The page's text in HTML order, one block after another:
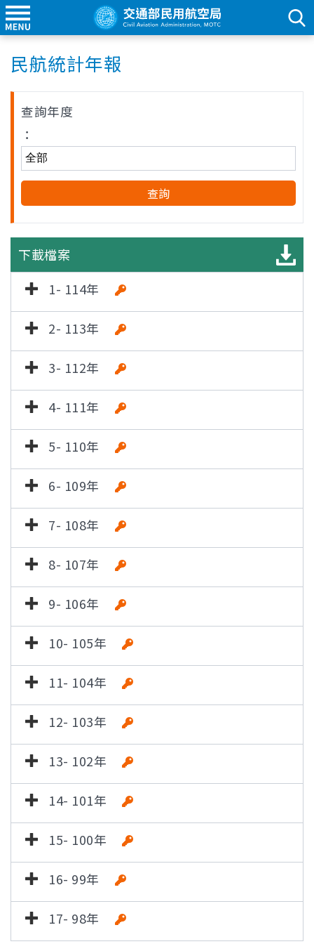
民航統計年報
查詢年度
：
下載檔案
1- 114年
2- 113年
3- 112年
4- 111年
5- 110年
6- 109年
7- 108年
8- 107年
9- 106年
10- 105年
11- 104年
12- 103年
13- 102年
14- 101年
15- 100年
16- 99年
17- 98年